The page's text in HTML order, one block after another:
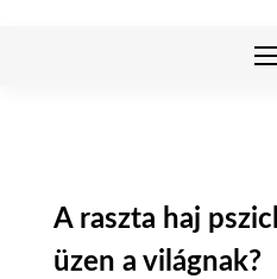
A raszta haj
üzen a világnak?